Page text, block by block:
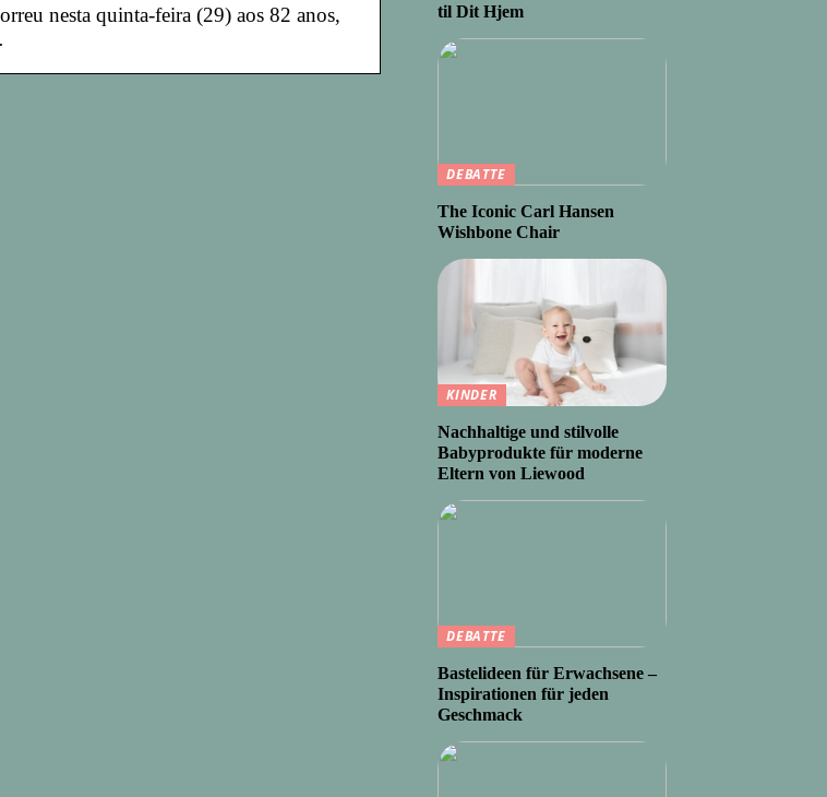
nesta quinta-feira (29) aos 82 anos,
til Dit Hjem
DEBATTE
The Iconic Carl Hansen
Wishbone Chair
KINDER
Nachhaltige und stilvolle
Babyprodukte für moderne
Eltern von Liewood
DEBATTE
Bastelideen für Erwachsene –
Inspirationen für jeden
Geschmack